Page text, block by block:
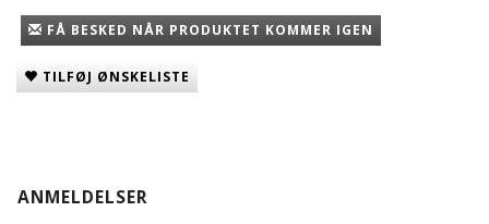
FÅ BESKED NÅR PRODUKTET KOMMER IGEN
TILFØJ ØNSKELISTE
ANMELDELSER